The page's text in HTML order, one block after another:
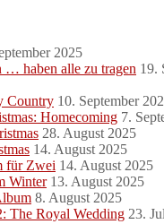
2025
… haben alle zu tragen 19.
Country 10. September
Homecoming 7.
28. August 2025
14. August 2025
für Zwei 14. August 2025
Winter 13. August 2025
8. August 2025
The Royal Wedding 23.